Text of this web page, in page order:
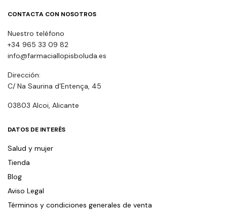
CONTACTA CON NOSOTROS
Nuestro teléfono
+34 965 33 09 82
info@farmaciallopisboluda.es
Dirección:
C/ Na Saurina d’Entença, 45
03803 Alcoi, Alicante
DATOS DE INTERÉS
Salud y mujer
Tienda
Blog
Aviso Legal
Términos y condiciones generales de venta